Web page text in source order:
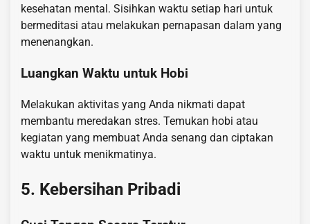
kesehatan mental. Sisihkan waktu setiap hari untuk
bermeditasi atau melakukan pernapasan dalam yang
menenangkan.
Luangkan Waktu untuk Hobi
Melakukan aktivitas yang Anda nikmati dapat
membantu meredakan stres. Temukan hobi atau
kegiatan yang membuat Anda senang dan ciptakan
waktu untuk menikmatinya.
5. Kebersihan Pribadi